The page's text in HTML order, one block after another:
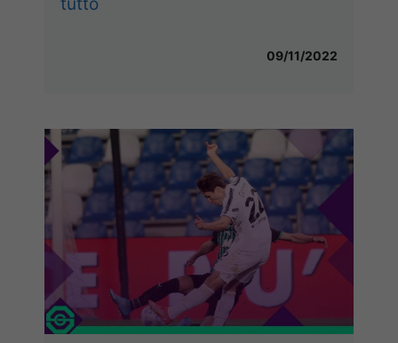
09/11/2022